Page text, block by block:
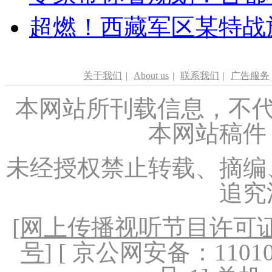
超燃！西藏军区某特
关于我们 | About us | 联系我们 | 广告服务
本网站所刊载信息，不
本网站稿
未经授权禁止转载、摘
追
[网上传播视听节目许可
号] [ 京公网安备：